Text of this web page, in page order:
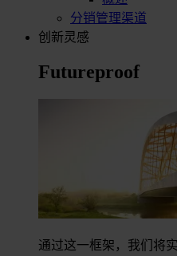
分销管理渠道
创新灵感
Futureproof
通过这一框架，我们将